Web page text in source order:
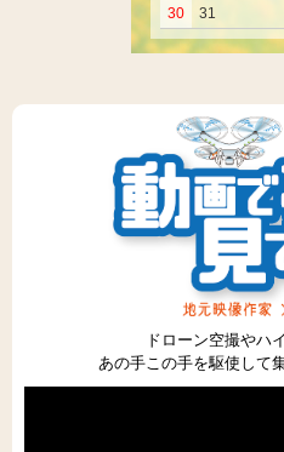
30
31
ドローン空撮やハ
あの手この手を駆使して